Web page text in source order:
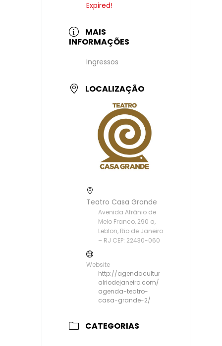
Expired!
MAIS
INFORMAÇÕES
Ingressos
LOCALIZAÇÃO
Teatro Casa Grande
Avenida Afrânio de
Melo Franco, 290 a,
Leblon, Rio de Janeiro
– RJ CEP: 22430-060
Website
http://agendacultur
alriodejaneiro.com/
agenda-teatro-
casa-grande-2/
CATEGORIAS